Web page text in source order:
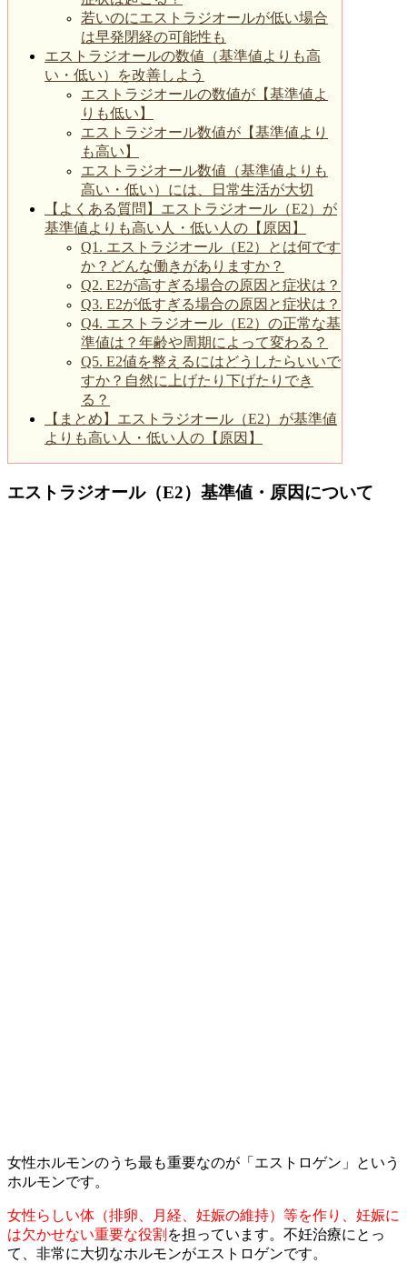
若いのにエストラジオールが低い場合
は早発閉経の可能性も
エストラジオールの数値（基準値よりも高
い・低い）を改善しよう
エストラジオールの数値が【基準値よ
りも低い】
エストラジオール数値が【基準値より
も高い】
エストラジオール数値（基準値よりも
高い・低い）には、日常生活が大切
【よくある質問】エストラジオール（E2）が
基準値よりも高い人・低い人の【原因】
Q1. エストラジオール（E2）とは何です
か？どんな働きがありますか？
Q2. E2が高すぎる場合の原因と症状は？
Q3. E2が低すぎる場合の原因と症状は？
Q4. エストラジオール（E2）の正常な基
準値は？年齢や周期によって変わる？
Q5. E2値を整えるにはどうしたらいいで
すか？自然に上げたり下げたりでき
る？
【まとめ】エストラジオール（E2）が基準値
よりも高い人・低い人の【原因】
エストラジオール（E2）基準値・原因について
女性ホルモンのうち最も重要なのが「エストロゲン」という
ホルモンです。
女性らしい体（排卵、月経、妊娠の維持）等を作り、妊娠に
は欠かせない重要な役割 を担っています。不妊治療にとっ
て、非常に大切なホルモンがエストロゲンです。